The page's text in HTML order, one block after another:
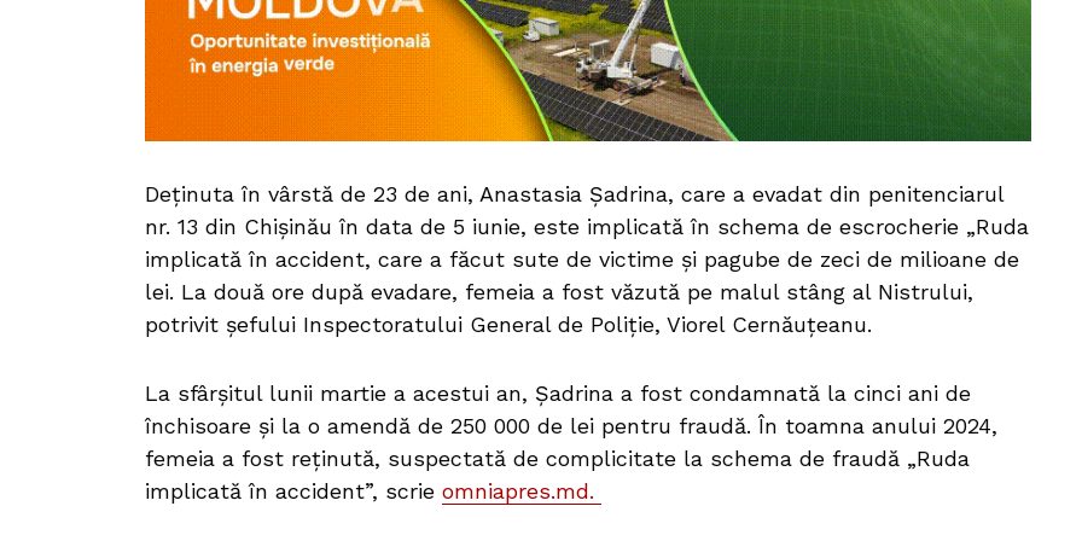
Deținuta în vârstă de 23 de ani, Anastasia Șadrina, care a evadat din penitenciarul
nr. 13 din Chișinău în data de 5 iunie, este implicată în schema de escrocherie „Ruda
implicată în accident, care a făcut sute de victime și pagube de zeci de milioane de
lei. La două ore după evadare, femeia a fost văzută pe malul stâng al Nistrului,
potrivit șefului Inspectoratului General de Poliție, Viorel Cernăuțeanu.
La sfârșitul lunii martie a acestui an, Șadrina a fost condamnată la cinci ani de
închisoare și la o amendă de 250 000 de lei pentru fraudă. În toamna anului 2024,
femeia a fost reținută, suspectată de complicitate la schema de fraudă „Ruda
implicată în accident”, scrie omniapres.md.